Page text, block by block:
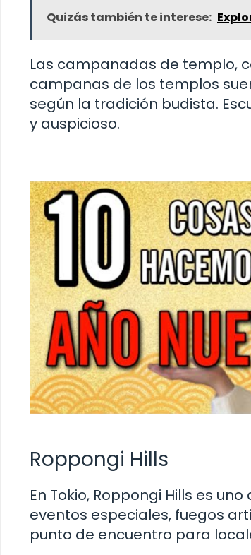
Quizás también te interese:
Las campanadas de templo,
campanas de los templos
según la tradición budista.
y auspicioso.
Roppongi Hills
En Tokio, Roppongi Hills es
eventos especiales, fuegos
punto de encuentro para